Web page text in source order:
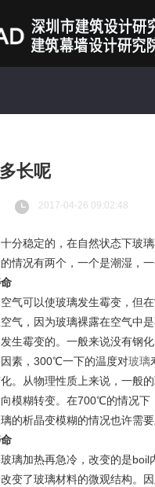
长呢
2017-04-26 09:02:48
分稳定的，在自然状态下玻
情况有两个，一个是潮湿，一
可以使玻璃发生霉变，但在
气，因为玻璃裸露在空气中
生霉变的。一般来说没有钢
素，300℃一下的温度对玻璃
。从物理性质上来说，一般
模糊转变。在700℃的情况
的析晶变模糊的情况也许需
加热再急冷，改变的是boil
变了玻璃材料的微观结构。